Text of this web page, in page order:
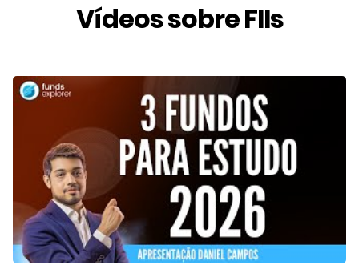
Vídeos sobre FIIs